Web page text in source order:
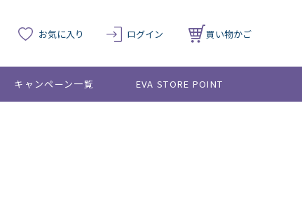
お気に入り ログイン 買い物かご
キャンペーン一覧 EVA STORE POINT